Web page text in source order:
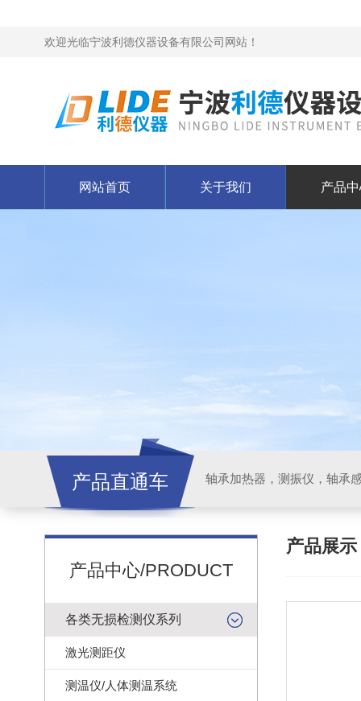
欢迎光临宁波利德仪器设备有限公司网站！
网站首页 关于我们 产品
产品直通车 轴承加热器，测振仪，轴承
产品中心/PRODUCT
各类无损检测仪系列
激光测距仪
测温仪/人体测温系统
产品展示